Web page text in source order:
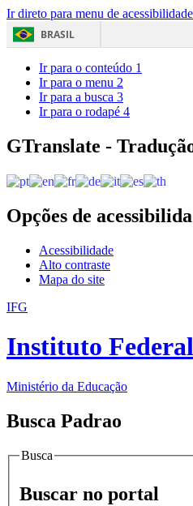
Ir direto para menu de
BRASIL
Ir para o conteúdo 1
Ir para o menu 2
Ir para a busca 3
Ir para o rodapé 4
GTranslate -
Opções de
Acessibilidade
Alto contraste
Mapa do site
IFG
Instituto
Ministério da Educação
Busca Padrao
Busca
Buscar no portal